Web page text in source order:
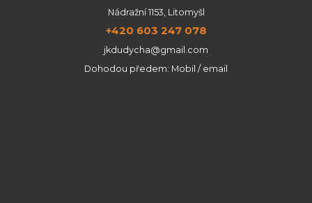
Nádražní 1153, Litomyšl
+420 603 247 078
jkdudycha@gmail.com
Dohodou předem: Mobil / email